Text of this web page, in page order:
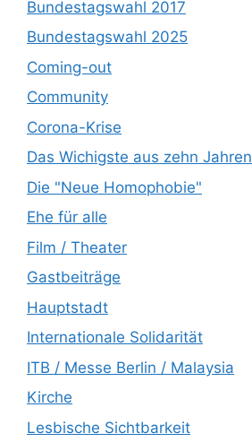
Bundestagswahl 2017
Bundestagswahl 2025
Coming-out
Community
Corona-Krise
Das Wichigste aus zehn Jahren
Die "Neue Homophobie"
Ehe für alle
Film / Theater
Gastbeiträge
Hauptstadt
Internationale Solidarität
ITB / Messe Berlin / Malaysia
Kirche
Lesbische Sichtbarkeit